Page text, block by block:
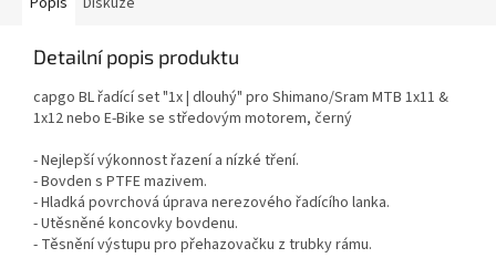
Detailní popis produktu
capgo BL řadící set "1x | dlouhý" pro Shimano/Sram MTB 1x11 &
1x12 nebo E-Bike se středovým motorem, černý
- Nejlepší výkonnost řazení a nízké tření.
- Bovden s PTFE mazivem.
- Hladká povrchová úprava nerezového řadícího lanka.
- Utěsněné koncovky bovdenu.
- Těsnění výstupu pro přehazovačku z trubky rámu.